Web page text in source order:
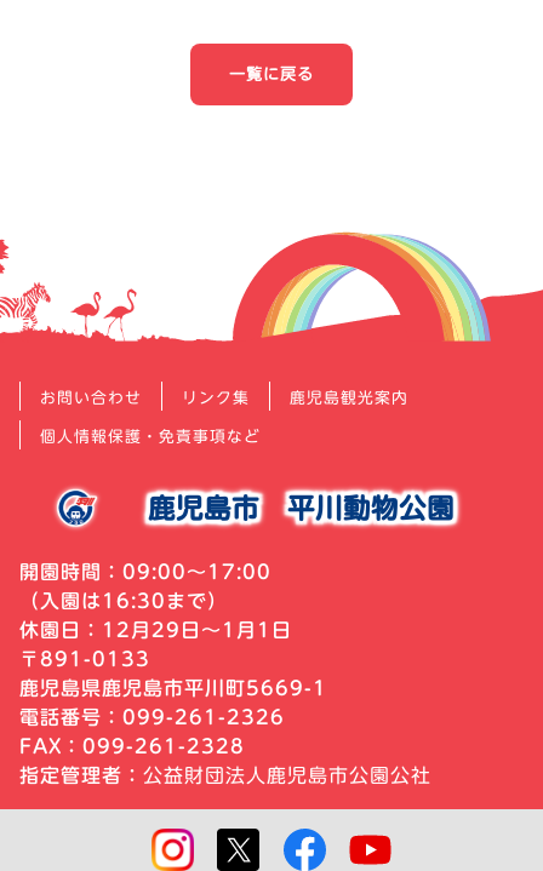
一覧に戻る
お問い合わせ リンク集 鹿児島観光案内
個人情報保護・免責事項など
鹿児島市平川動物公園
開園時間：09:00～17:00
（入園は16:30まで）
休園日：12月29日～1月1日
〒891-0133
鹿児島県鹿児島市平川町5669-1
電話番号：099-261-2326
FAX：099-261-2328
指定管理者： 公益財団法人鹿児島市公園公社